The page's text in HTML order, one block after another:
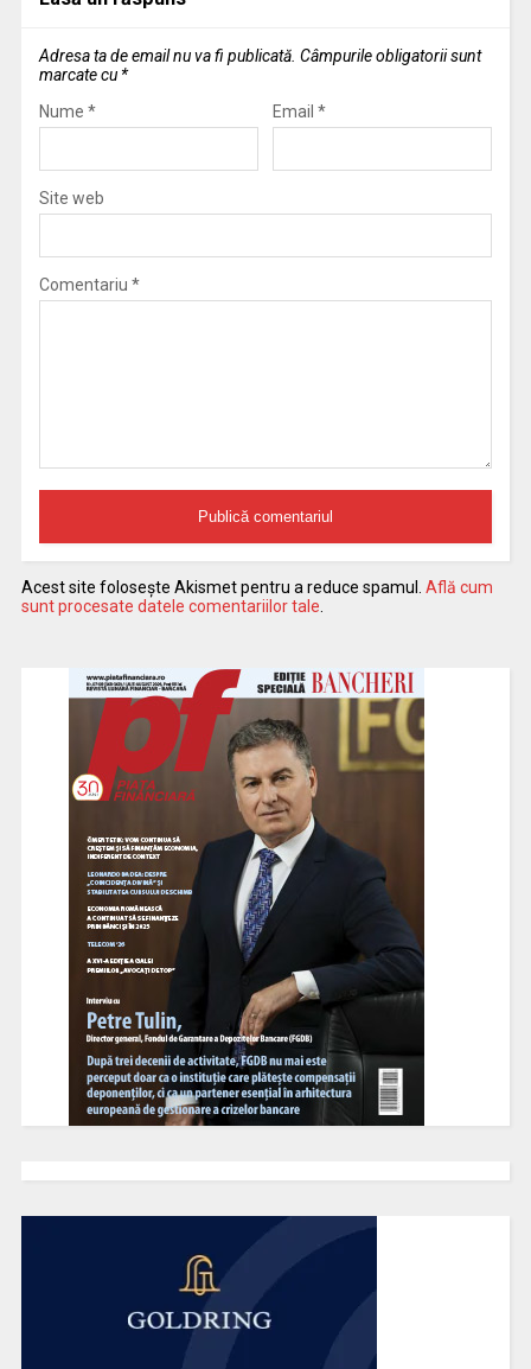
Adresa ta de email nu va fi publicată. Câmpurile obligatorii sunt
marcate cu *
Nume * Email *
Site web
Comentariu *
Acest site folosește Akismet pentru a reduce spamul. Află cum
sunt procesate datele comentariilor tale.